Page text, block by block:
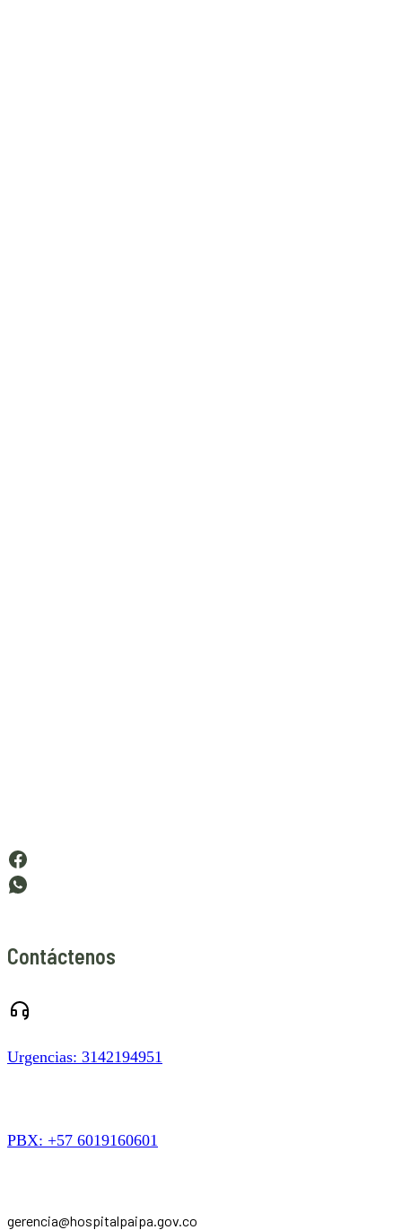
Contáctenos
Urgencias: 3142194951
PBX: +57 6019160601
gerencia@hospitalpaipa.gov.co